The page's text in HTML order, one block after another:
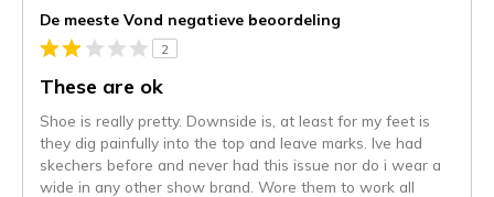
content
wordt
momenteel
gemigreerd
de
niejee
page_id.
De meeste Vond negatieve beoordeling
2
These are ok
Shoe is really pretty. Downside is, at least for my feet is
they dig painfully into the top and leave marks. Ive had
skechers before and never had this issue nor do i wear a
wide in any other show brand. Wore them to work all